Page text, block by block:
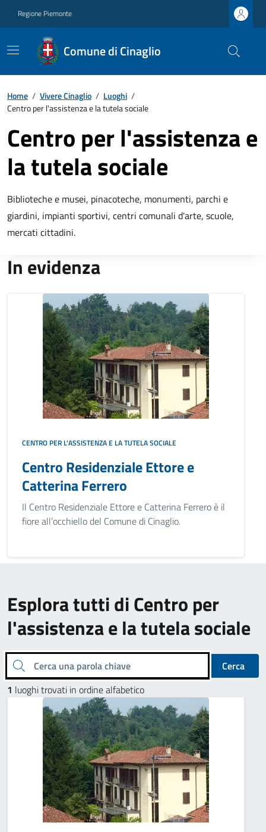
Regione Piemonte
Comune di Cinaglio
Home / Vivere Cinaglio / Luoghi /
Centro per l'assistenza e la tutela sociale
Centro per l'assistenza e
la tutela sociale
Biblioteche e musei, pinacoteche, monumenti, parchi e
giardini, impianti sportivi, centri comunali d'arte, scuole,
mercati cittadini.
In evidenza
CENTRO PER L'ASSISTENZA E LA TUTELA SOCIALE
Centro Residenziale Ettore e
Catterina Ferrero
Il Centro Residenziale Ettore e Catterina Ferrero è il
fiore all’occhiello del Comune di Cinaglio.
Esplora tutti di Centro per
l'assistenza e la tutela sociale
Cerca una parola chiave
Cerca
1 luoghi trovati in ordine alfabetico